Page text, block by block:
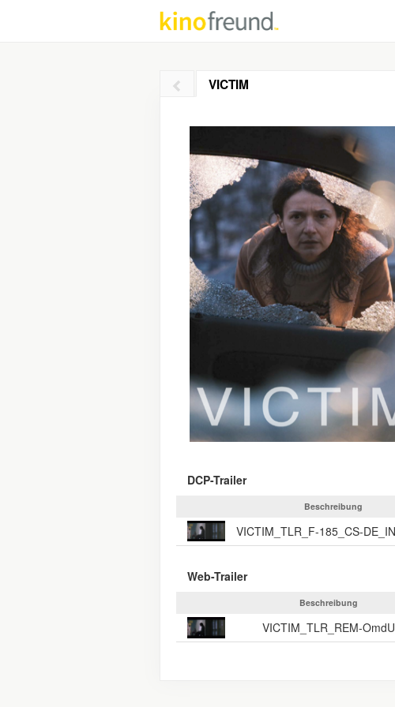
VICTIM
DCP-Trailer
Beschreibung
Web-Trailer
Beschreibung
VICTIM_TLR_REM-OmdU